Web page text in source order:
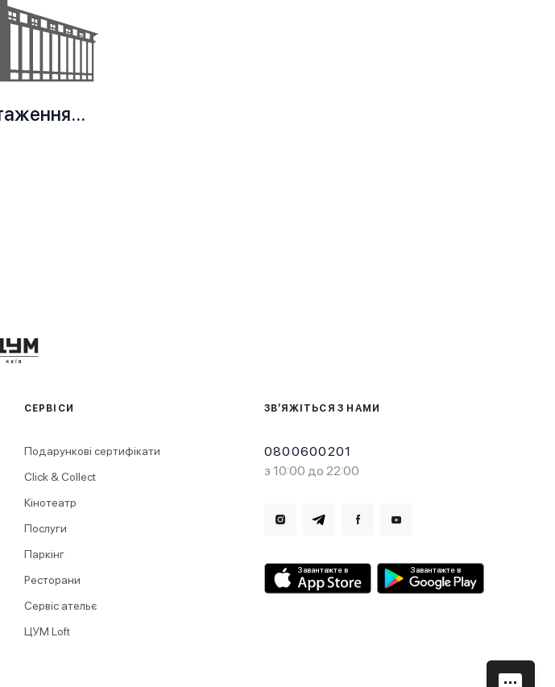
ЗВ’ЯЖІТЬСЯ З НАМИ
0800600201
з 10:00 до 22:00
СЕРВІСИ
Подарункові сертифікати
Click & Collect
Кінотеатр
Послуги
Паркінг
Ресторани
Сервіс ательє
ЦУМ Loft